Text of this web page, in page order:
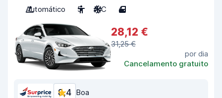
Automático
5 A/C 4
28,12 €
31,25 €
por dia
Cancelamento gratuito
8,4 Boa